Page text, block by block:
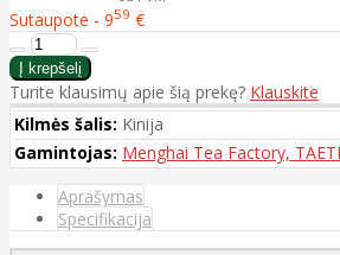
Sutaupote - 959 €
Turite klausimų apie šią prekę? Klauskite
Kilmės šalis: Kinija
Gamintojas: Menghai Tea Factory,
Aprašymas
Specifikacija